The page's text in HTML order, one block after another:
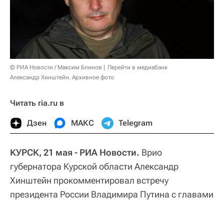
© РИА Новости / Максим Блинов
Перейти в медиабанк
Александр Хинштейн. Архивное фото
Читать ria.ru в
Дзен МАКС Telegram
КУРСК, 21 мая - РИА Новости. Врио
губернатора Курской области Александр
Хинштейн прокомментировал встречу
президента России Владимира Путина с главами